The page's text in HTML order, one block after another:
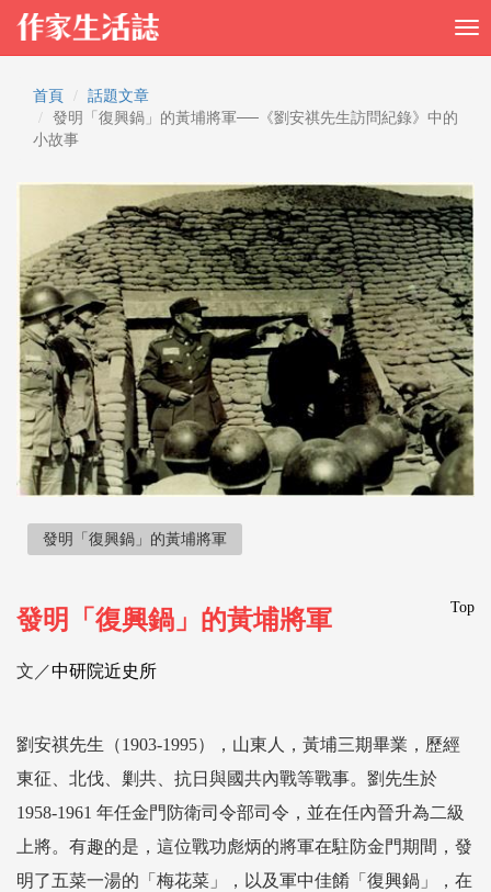
首頁
話題文章
發明「復興鍋」的黃埔將軍──《劉安祺先生訪問紀錄》中的
小故事
發明「復興鍋」的黃埔將軍
Top
發明「復興鍋」的黃埔將軍
文／中研院近史所
劉安祺先生（1903-1995），山東人，黃埔三期畢業，歷經
東征、北伐、剿共、抗日與國共內戰等戰事。劉先生於
1958-1961 年任金門防衛司令部司令，並在任內晉升為二級
上將。有趣的是，這位戰功彪炳的將軍在駐防金門期間，發
明了五菜一湯的「梅花菜」，以及軍中佳餚「復興鍋」，在